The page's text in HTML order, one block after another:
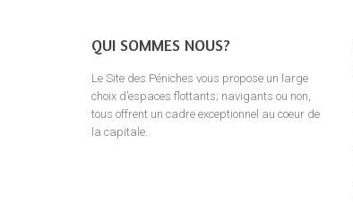
QUI SOMMES NOUS?
Le Site des Péniches vous propose un large
choix d’espaces flottants; navigants ou non,
tous offrent un cadre exceptionnel au coeur de
la capitale.